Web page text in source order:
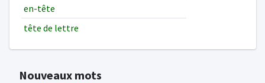
en-tête
tête de lettre
Nouveaux mots